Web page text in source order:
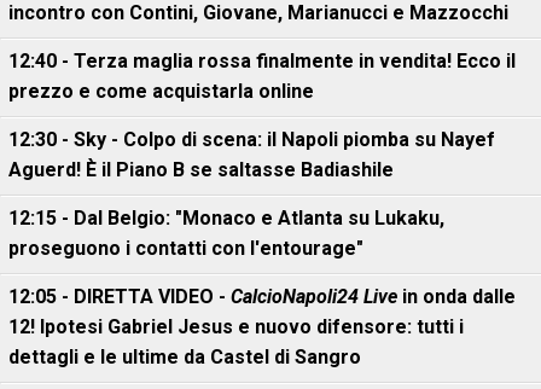
incontro con Contini, Giovane, Marianucci e Mazzocchi
12:40 - Terza maglia rossa finalmente in vendita! Ecco il
prezzo e come acquistarla online
12:30 - Sky - Colpo di scena: il Napoli piomba su Nayef
Aguerd! È il Piano B se saltasse Badiashile
12:15 - Dal Belgio: "Monaco e Atlanta su Lukaku,
proseguono i contatti con l'entourage"
12:05 - DIRETTA VIDEO - CalcioNapoli24 Live in onda dalle
12! Ipotesi Gabriel Jesus e nuovo difensore: tutti i
dettagli e le ultime da Castel di Sangro